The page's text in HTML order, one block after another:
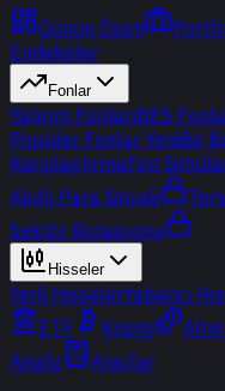
Günün Özeti
Endeksler
Fonlar
Yatırım FonlarıBES
Popüler Fonlar YeniBir
KarşılaştırmaFon
Akıllı Para Sinyali
Sektör Rotasyonu
Hisseler
Yerli HisselerYabancı
ETF
Kripto
Analiz
Araçlar